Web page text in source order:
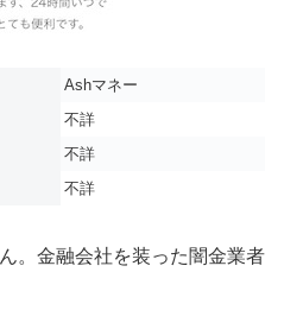
Ashマネー
不詳
不詳
不詳
。金融会社を装った闇金業者